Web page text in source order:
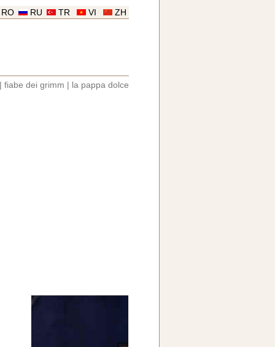
ZH
VI
TR
RU
RO
fiabe dei grimm la pappa dolce